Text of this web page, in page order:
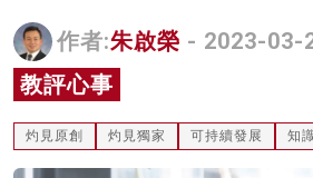
關於我們
作者:朱啟榮 - 2023-03-
教評心事
灼見原創 灼見獨家 可持續發展 知